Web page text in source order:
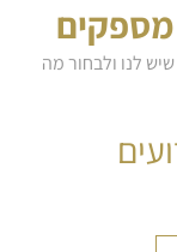
מספקים
לנו ולבחור מה